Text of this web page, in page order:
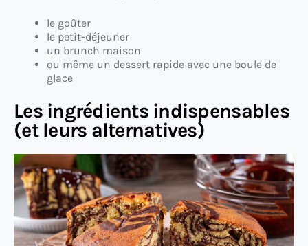
le goûter
le petit-déjeuner
un brunch maison
ou même un dessert rapide avec une boule de
glace
Les ingrédients indispensables
(et leurs alternatives)